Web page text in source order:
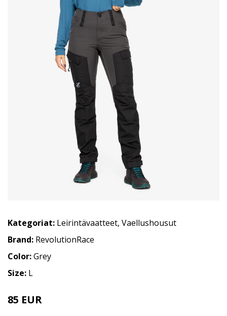
Kategoriat: Leirintävaatteet, Vaellushousut
Brand: RevolutionRace
Color:Grey
Size: L
85 EUR